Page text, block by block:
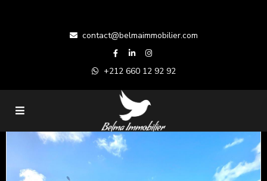
contact@belmaimmobilier.com
+212 660 12 92 92